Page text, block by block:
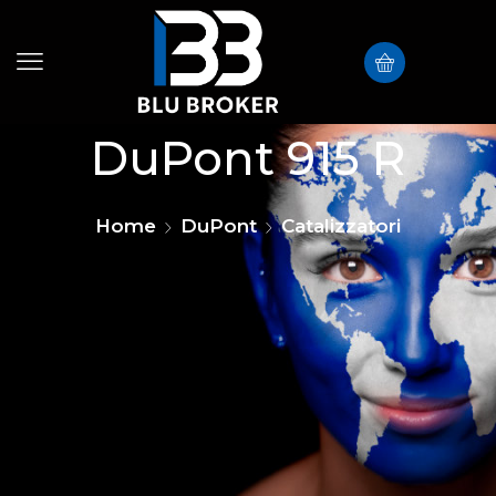
DuPont 915 R
Home DuPont Catalizzatori